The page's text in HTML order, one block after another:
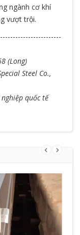
ngành cơ khí
vượt trội.
(Long)
Steel Co.,
quốc tế